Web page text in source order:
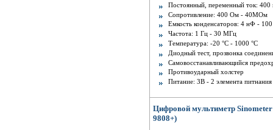
Постоянный, переменный ток:
Сопротивление: 400 Ом - 40MОм
Емкость конденсаторов: 4 нФ -
Частота: 1 Гц - 30 MГц
Температура: -20 °С - 1000 °С
Диодный тест, прозвонка
Самовосстанавливающийся
Противоударный холстер
Питание: 3В - 2 элемента
Цифровой мультиметр
9808+)